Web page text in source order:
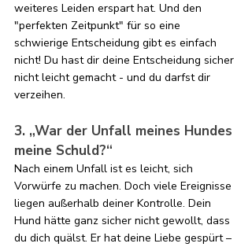
weiteres Leiden erspart hat. Und den
"perfekten Zeitpunkt" für so eine
schwierige Entscheidung gibt es einfach
nicht! Du hast dir deine Entscheidung sicher
nicht leicht gemacht - und du darfst dir
verzeihen.
3. „War der Unfall meines Hundes
meine Schuld?“
Nach einem Unfall ist es leicht, sich
Vorwürfe zu machen. Doch viele Ereignisse
liegen außerhalb deiner Kontrolle. Dein
Hund hätte ganz sicher nicht gewollt, dass
du dich quälst. Er hat deine Liebe gespürt –